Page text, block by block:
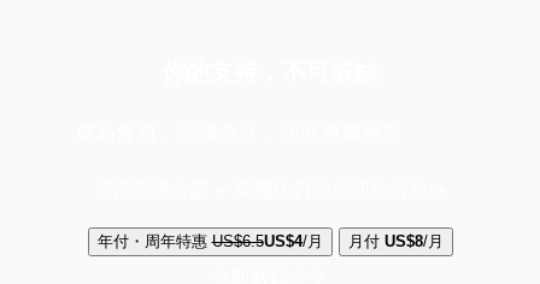
年付・周年特惠 US$6.5US$4/月 月付 US$8/月